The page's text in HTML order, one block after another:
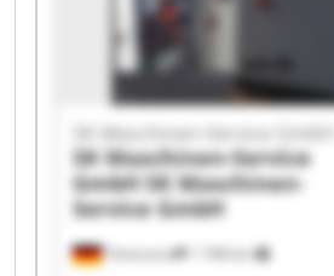
Tönisvorst 1 748 km
SK Maschinen-Service GmbH
SK Maschinen-Service
GmbH SK Maschinen-
Service GmbH